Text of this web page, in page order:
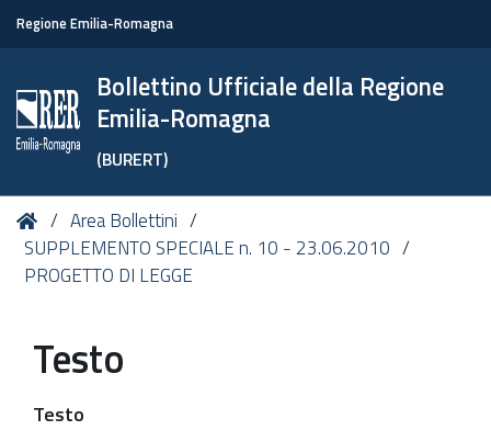
Regione Emilia-Romagna
Bollettino Ufficiale della Regione
Emilia-Romagna
(BURERT)
Tu
sei
qui:
HomeArea Bollettini
SUPPLEMENTO SPECIALE n. 10 - 23.06.2010
PROGETTO DI LEGGE
Testo
Testo